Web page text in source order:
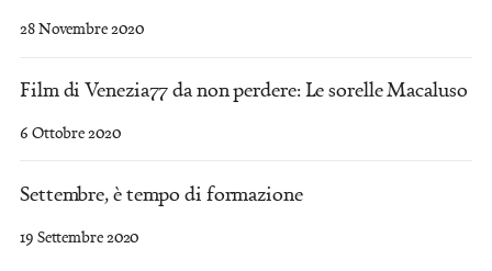
28 Novembre 2020
Film di Venezia77 da non perdere: Le sorelle Macaluso
6 Ottobre 2020
Settembre, è tempo di formazione
19 Settembre 2020